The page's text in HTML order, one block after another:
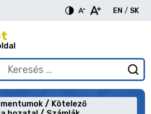
EN
English
/ SK
Keresés:
be
a
Kötelező